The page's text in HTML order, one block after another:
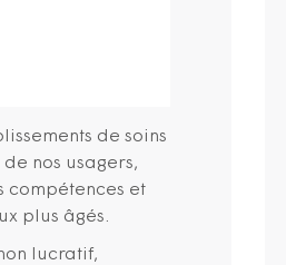
de soins
nos usagers,
compétences et
plus âgés.
lucratif,